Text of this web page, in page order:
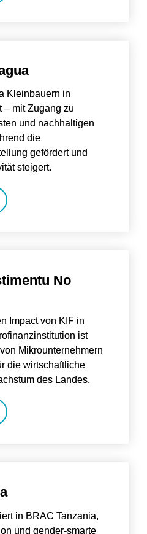
Kleinbauern in
– mit Zugang zu
und nachhaltigen
die
gefördert und
steigert.
No
Impact von KIF in
ist
Mikrounternehmern
die wirtschaftliche
des Landes.
in BRAC Tanzania,
und gender-smarte